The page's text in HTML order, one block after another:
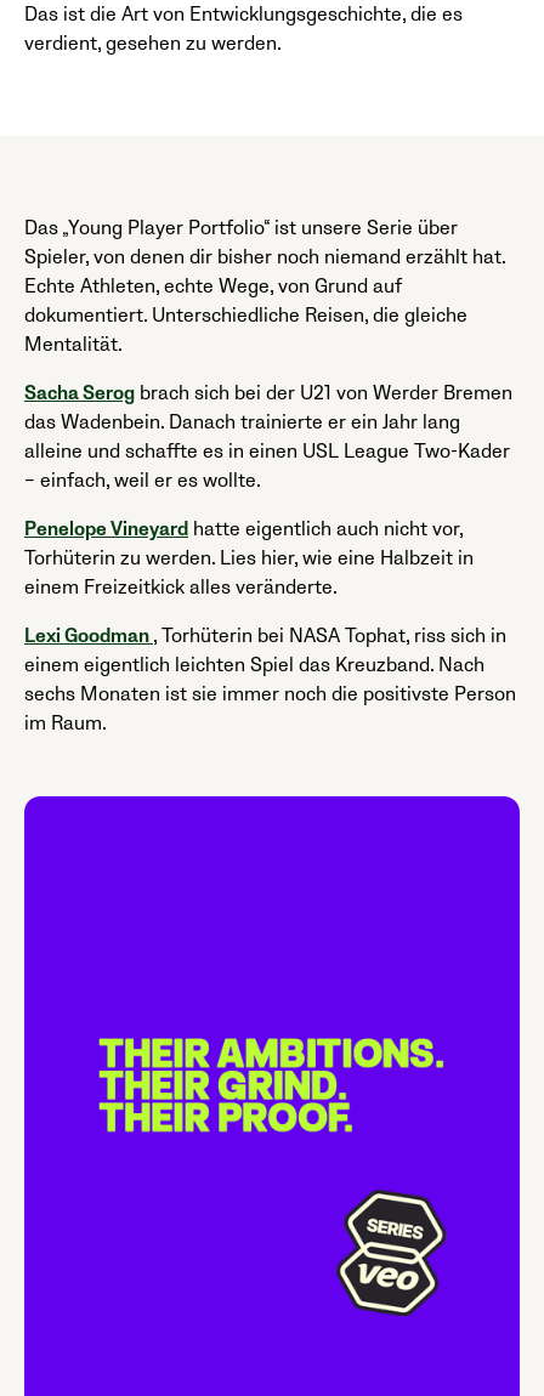
Das ist die Art von Entwicklungsgeschichte, die es
verdient, gesehen zu werden.
Das „Young Player Portfolio“ ist unsere Serie über
Spieler, von denen dir bisher noch niemand erzählt hat.
Echte Athleten, echte Wege, von Grund auf
dokumentiert. Unterschiedliche Reisen, die gleiche
Mentalität.
Sacha Serog brach sich bei der U21 von Werder Bremen
das Wadenbein. Danach trainierte er ein Jahr lang
alleine und schaffte es in einen USL League Two-Kader
– einfach, weil er es wollte.
Penelope Vineyard hatte eigentlich auch nicht vor,
Torhüterin zu werden. Lies hier, wie eine Halbzeit in
einem Freizeitkick alles veränderte.
Lexi Goodman , Torhüterin bei NASA Tophat, riss sich in
einem eigentlich leichten Spiel das Kreuzband. Nach
sechs Monaten ist sie immer noch die positivste Person
im Raum.